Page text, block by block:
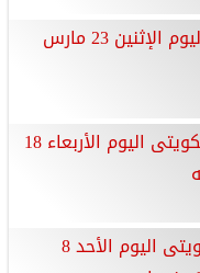
سعر الدينار الكويتي اليوم الإثنين 23 مارس
استقرار سعر الدينار الكويتى اليوم الأربعاء 18
ارتفاع سعر الدينار الكويتى اليوم الأحد 8